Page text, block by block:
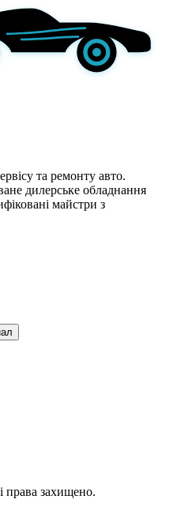
та ремонту авто.
дилерське обладнання
майстри з
захищено.